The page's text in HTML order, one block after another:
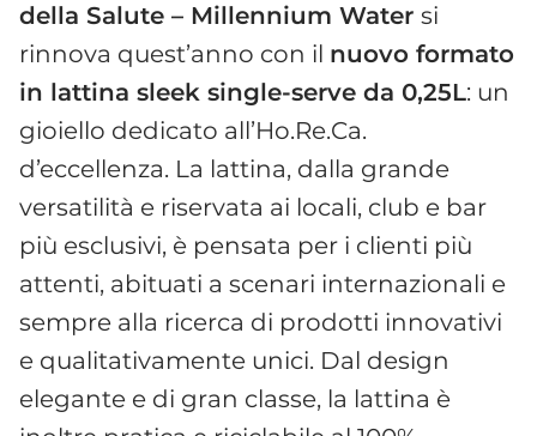
della Salute – Millennium Water si
rinnova quest’anno con il nuovo formato
in lattina sleek single-serve da 0,25L: un
gioiello dedicato all’Ho.Re.Ca.
d’eccellenza. La lattina, dalla grande
versatilità e riservata ai locali, club e bar
più esclusivi, è pensata per i clienti più
attenti, abituati a scenari internazionali e
sempre alla ricerca di prodotti innovativi
e qualitativamente unici. Dal design
elegante e di gran classe, la lattina è